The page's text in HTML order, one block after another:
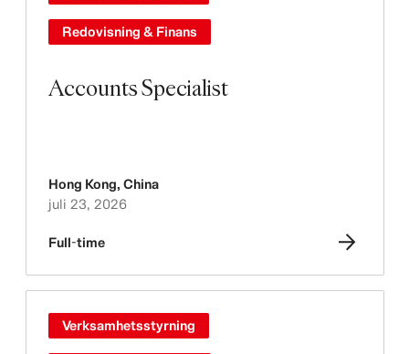
Accounts Specialist
Redovisning & Finans
Hong Kong, China
juli 23, 2026
Full-time
Verksamhetsstyrning